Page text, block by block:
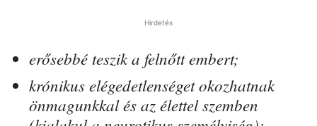
Hirdetés
erősebbé teszik a felnőtt embert;
krónikus elégedetlenséget okozhatnak
önmagunkkal és az élettel szemben